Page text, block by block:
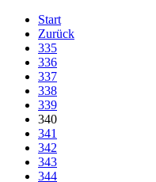
Start
Zurück
335
336
337
338
339
340
341
342
343
344